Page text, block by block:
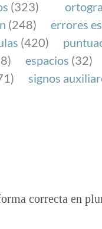
(323)
(248)
errores
(420)
espacios (32)
signos
correcta en